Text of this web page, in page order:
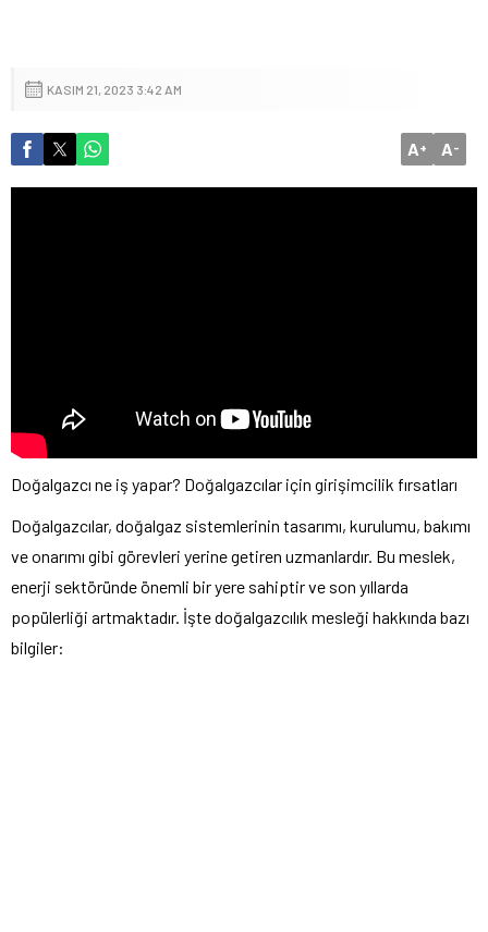
KASIM 21, 2023 3:42 AM
A+ A-
Doğalgazcı ne iş yapar? Doğalgazcılar için girişimcilik fırsatları
Doğalgazcılar, doğalgaz sistemlerinin tasarımı, kurulumu, bakımı
ve onarımı gibi görevleri yerine getiren uzmanlardır. Bu meslek,
enerji sektöründe önemli bir yere sahiptir ve son yıllarda
popülerliği artmaktadır. İşte doğalgazcılık mesleği hakkında bazı
bilgiler: